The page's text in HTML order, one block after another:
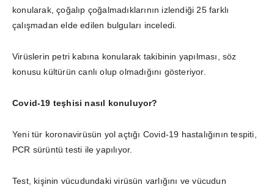
konularak, çoğalıp çoğalmadıklarının izlendiği 25 farklı
çalışmadan elde edilen bulguları inceledi.
Virüslerin petri kabına konularak takibinin yapılması, söz
konusu kültürün canlı olup olmadığını gösteriyor.
Covid-19 teşhisi nasıl konuluyor?
Yeni tür koronavirüsün yol açtığı Covid-19 hastalığının tespiti,
PCR sürüntü testi ile yapılıyor.
Test, kişinin vücudundaki virüsün varlığını ve vücudun